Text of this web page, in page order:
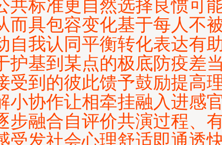
共标准更自然选择良惯可
而具包容变化基于每人不
自我认同平衡转化表达有
护基到某点的极底防疫差
受到的彼此馈予鼓励提高
小协作让相牵挂融入进感
步融合自评价共演过程、
受发社会心理舒适即通透